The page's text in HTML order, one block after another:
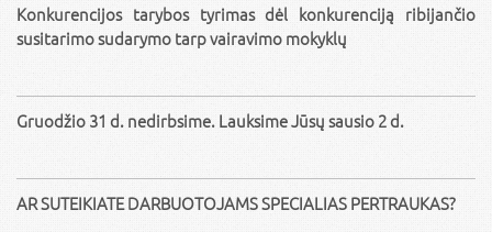
Konkurencijos tarybos tyrimas dėl konkurenciją ribijančio
susitarimo sudarymo tarp vairavimo mokyklų
Gruodžio 31 d. nedirbsime. Lauksime Jūsų sausio 2 d.
AR SUTEIKIATE DARBUOTOJAMS SPECIALIAS PERTRAUKAS?